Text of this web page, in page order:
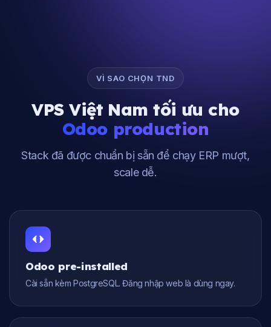
VÌ SAO CHỌN TND
VPS Việt Nam tối ưu cho
Odoo production
Stack đã được chuẩn bị sẵn để chạy ERP mượt,
scale dễ.
Odoo pre-installed
Cài sẵn kèm PostgreSQL. Đăng nhập web là dùng ngay.